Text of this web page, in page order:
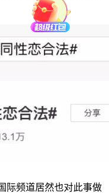
际频道居然也对此事做